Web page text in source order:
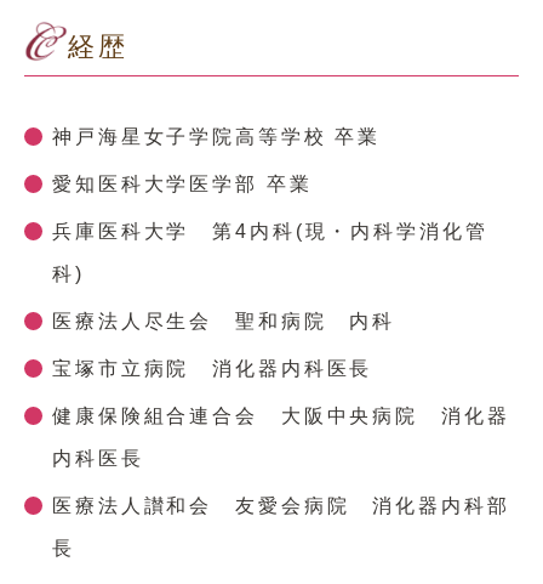
経歴
神戸海星女子学院高等学校 卒業
愛知医科大学医学部 卒業
兵庫医科大学 第4内科(現・内科学消化管
科)
医療法人尽生会 聖和病院 内科
宝塚市立病院 消化器内科医長
健康保険組合連合会 大阪中央病院 消化器
内科医長
医療法人讃和会 友愛会病院 消化器内科部
長